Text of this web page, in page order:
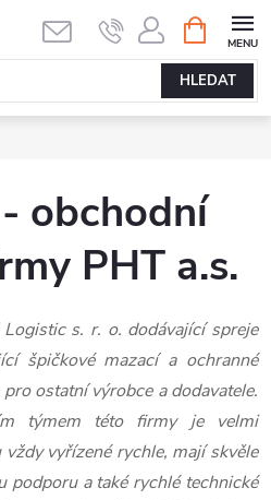
HLEDAT
NÁKUPNÍ
KOŠÍK
obchodní
PHT a.s.
s. r. o. dodávající spreje
špičkové mazací a ochranné
ostatní výrobce a dodavatele.
týmem této firmy je velmi
vyřízené rychle, mají skvěle
podporu a také rychlé technické